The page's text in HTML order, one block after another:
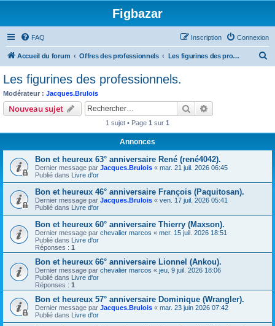
Figbazar
FAQ Connexion
Inscription
Accueil du forum Offres des professionnels Les figurines des professionnels.
Les figurines des professionnels.
Modérateur : Jacques.Brulois
Nouveau sujet Rechercher
1 sujet • Page 1 sur 1
Annonces
Bon et heureux 63° anniversaire René (rené4042).
Dernier message par Jacques.Brulois « mar. 21 juil. 2026 06:45
Publié dans Livre d'or
Bon et heureux 46° anniversaire François (Paquitosan).
Dernier message par Jacques.Brulois « ven. 17 juil. 2026 05:41
Publié dans Livre d'or
Bon et heureux 60° anniversaire Thierry (Maxson).
Dernier message par chevalier marcos « mer. 15 juil. 2026 18:51
Publié dans Livre d'or
Réponses : 1
Bon et heureux 66° anniversaire Lionnel (Ankou).
Dernier message par chevalier marcos « jeu. 9 juil. 2026 18:06
Publié dans Livre d'or
Réponses : 1
Bon et heureux 57° anniversaire Dominique (Wrangler).
Dernier message par Jacques.Brulois « mar. 23 juin 2026 07:42
Publié dans Livre d'or